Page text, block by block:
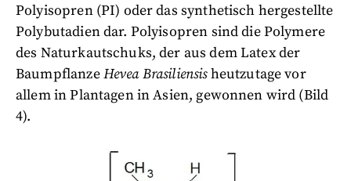
Polyisopren (PI) oder das synthetisch hergestellte
Polybutadien dar. Polyisopren sind die Polymere
des Naturkautschuks, der aus dem Latex der
BaumpflanzeHevea Brasiliensisheutzutage vor
allem in Plantagen in Asien, gewonnen wird (Bild
4).